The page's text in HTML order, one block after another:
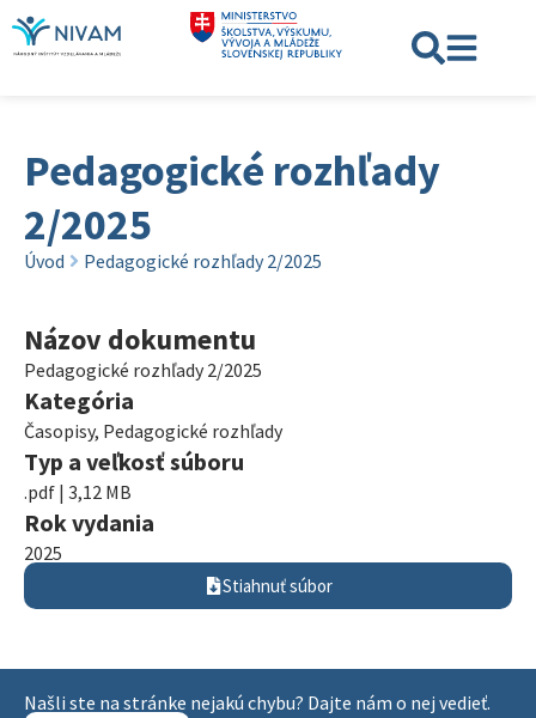
Pedagogické rozhľady
2/2025
Úvod Pedagogické rozhľady 2/2025
Názov dokumentu
Pedagogické rozhľady 2/2025
Kategória
Časopisy, Pedagogické rozhľady
Typ a veľkosť súboru
.pdf | 3,12 MB
Rok vydania
2025
Stiahnuť súbor
Našli ste na stránke nejakú chybu? Dajte nám o nej vedieť.